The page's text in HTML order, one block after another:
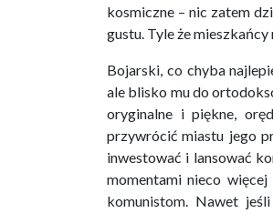
kosmiczne – nic zatem
gustu. Tyle że
Bojarski, co chyba
ale blisko mu do
oryginalne i piękne,
przywrócić miastu jego
inwestować i lansować
momentami nieco
komunistom. Nawet